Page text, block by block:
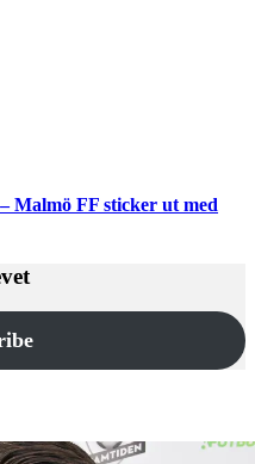
Malmö FF sticker ut med